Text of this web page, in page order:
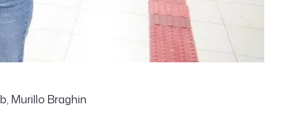
Murillo Braghin